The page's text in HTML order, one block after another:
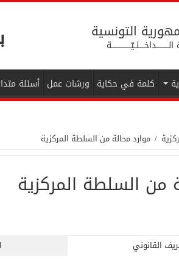
التونسية
كلمة في حكاية ورشات عمل أسئلة
/ موارد محالة من السلطة المركزية
من السلطة المركزية
القانوني